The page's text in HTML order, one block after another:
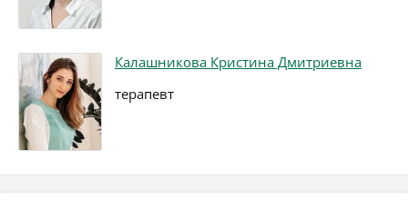
Калашникова Кристина Дмитриевна
терапевт